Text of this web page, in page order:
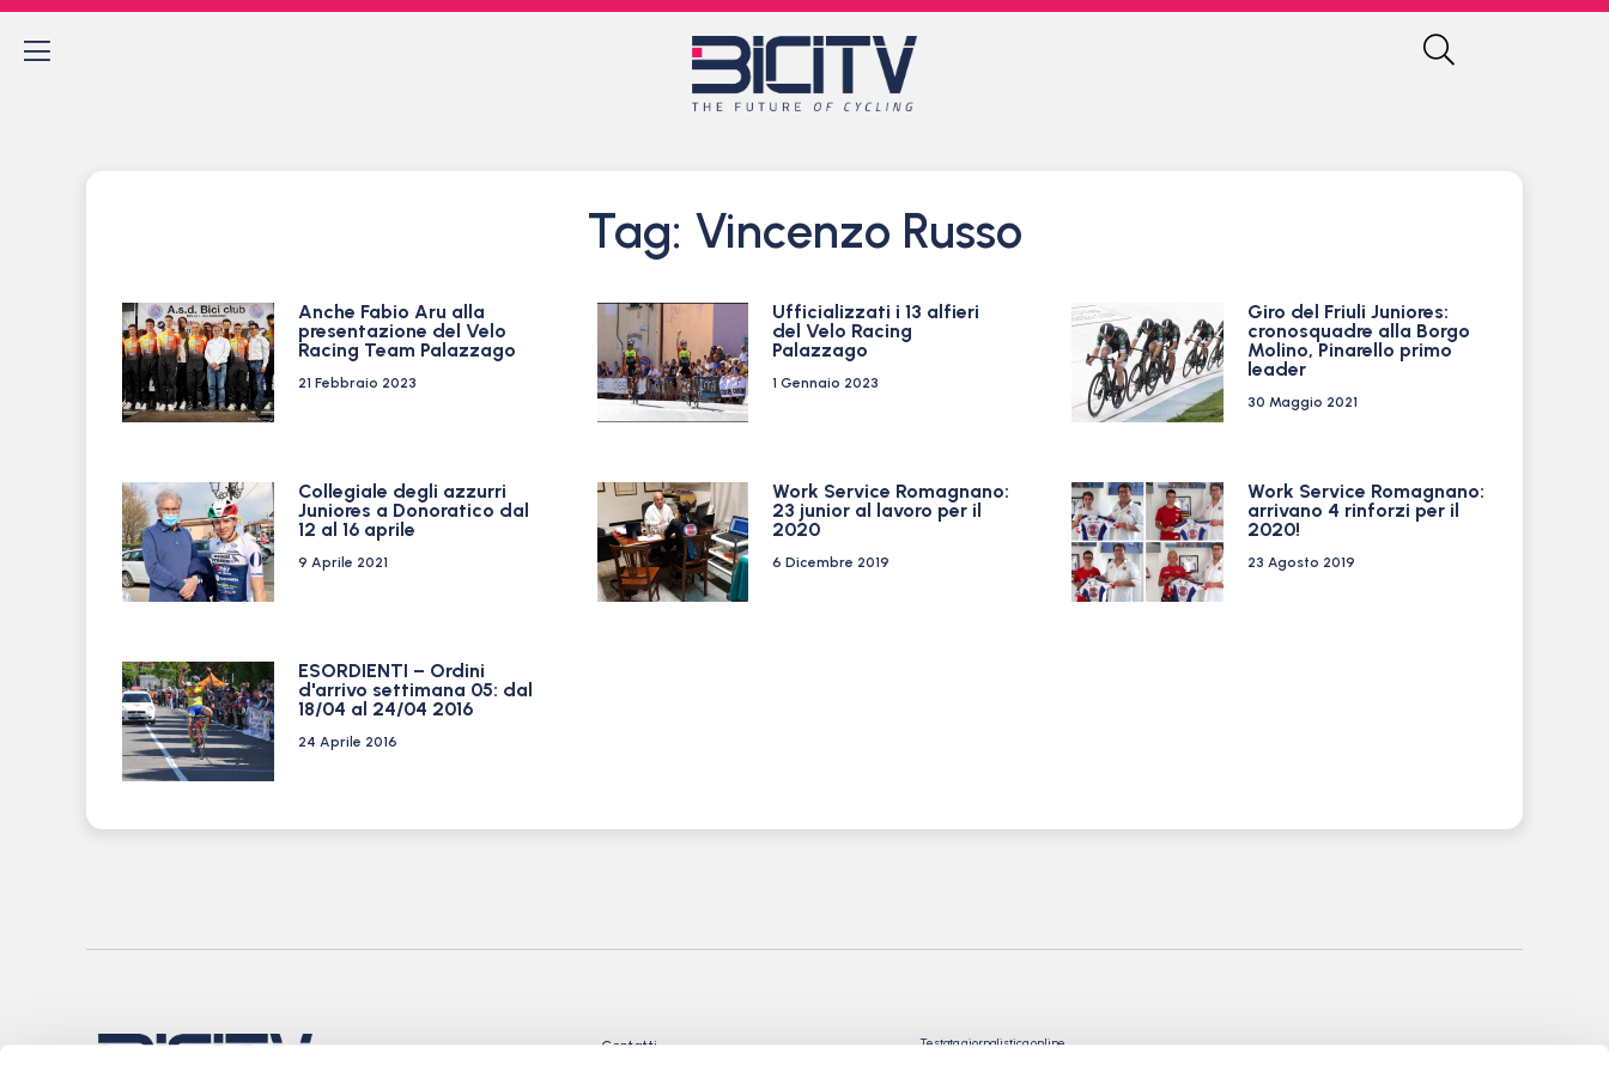
Tag: Vincenzo Russo
Anche Fabio Aru alla
presentazione del Velo
Racing Team Palazzago
21 Febbraio 2023
Ufficializzati i 13 alfieri
del Velo Racing
Palazzago
1 Gennaio 2023
Giro del Friuli Juniores:
cronosquadre alla Borgo
Molino, Pinarello primo
leader
30 Maggio 2021
Collegiale degli azzurri
Juniores a Donoratico dal
12 al 16 aprile
9 Aprile 2021
Work Service Romagnano:
23 junior al lavoro per il
2020
6 Dicembre 2019
Work Service Romagnano:
arrivano 4 rinforzi per il
2020!
23 Agosto 2019
ESORDIENTI – Ordini
d'arrivo settimana 05: dal
18/04 al 24/04 2016
24 Aprile 2016
Contatti
Testata giornalistica online